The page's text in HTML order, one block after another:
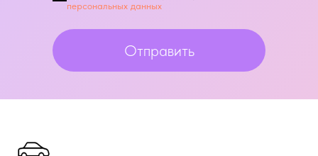
персональных данных
Отправить